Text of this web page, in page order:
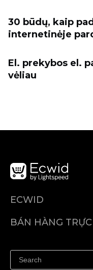
30 būdų, kaip
internetinėje
El. prekybos el.
vėliau
ECWID
Trung tâm trợ giúp
BÁN HÀNG
Quảng bá ở bất cứ đâu
Kiểm soát mọi thứ